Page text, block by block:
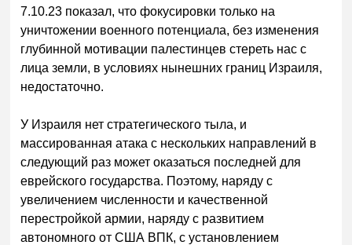
7.10.23 показал, что фокусировки только на
уничтожении военного потенциала, без изменения
глубинной мотивации палестинцев стереть нас с
лица земли, в условиях нынешних границ Израиля,
недостаточно.
У Израиля нет стратегического тыла, и
массированная атака с нескольких направлений в
следующий раз может оказаться последней для
еврейского государства. Поэтому, наряду с
увеличением численности и качественной
перестройкой армии, наряду с развитием
автономного от США ВПК, с установлением